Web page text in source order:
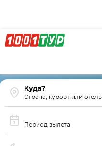
Страна, курорт или отель
Период вылета